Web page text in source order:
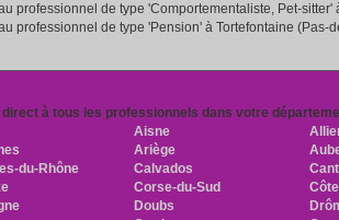
professionnel de type 'Comportementaliste, Pet-sitter'
professionnel de type 'Pension' à Tortefontaine (Pas-
à tous les professionnels dans votre
Aisne
Ariège
du-Rhône
Calvados
Corse-du-Sud
Doubs